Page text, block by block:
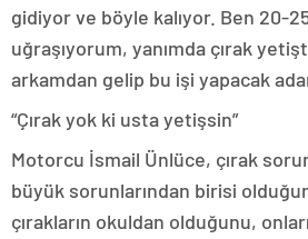
gidiyor ve böyle kalıyor. Ben 20-
uğraşıyorum, yanımda çırak
arkamdan gelip bu işi yapacak
“Çırak yok ki usta yetişsin”
Motorcu İsmail Ünlüce, çırak
büyük sorunlarından birisi
çırakların okuldan olduğunu,